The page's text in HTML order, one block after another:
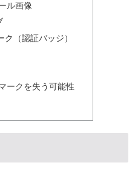
ル画像
（認証バッジ）
ークを失う可能性